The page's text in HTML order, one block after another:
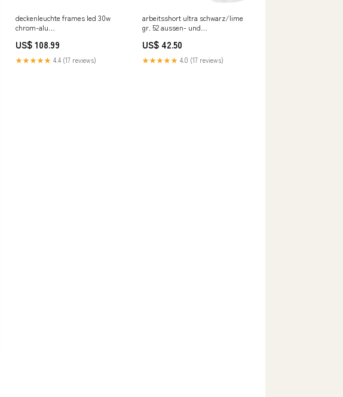
deckenleuchte frames led 30w
chrom-alu
und pe-wasserleitung
US$ 108.99
★★★★★ 4.4 (17 reviews)
arbeitsshort ultra schwarz/lime
gr. 52 aussen- und
US$ 42.50
★★★★★ 4.0 (17 reviews)